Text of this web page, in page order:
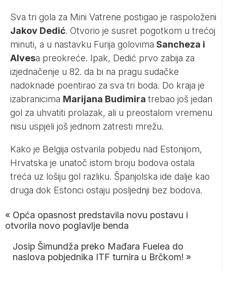
Sva tri gola za Mini Vatrene postigao je raspoloženi
Jakov Dedić. Otvorio je susret pogotkom u trećoj
minuti, a u nastavku Furija golovima Sancheza i
Alvesa preokreće. Ipak, Dedić prvo zabija za
izjednačenje u 82. da bi na pragu sudačke
nadoknade poentirao za sva tri boda. Do kraja je
izabranicima Marijana Budimira trebao još jedan
gol za uhvatiti prolazak, ali u preostalom vremenu
nisu uspjeli još jednom zatresti mrežu.
Kako je Belgija ostvarila pobjedu nad Estonijom,
Hrvatska je unatoč istom broju bodova ostala
treća uz lošiju gol razliku. Španjolska ide dalje kao
druga dok Estonci ostaju posljednji bez bodova.
« Opća opasnost predstavila novu postavu i
otvorila novo poglavlje benda
Josip Šimundža preko Mađara Fuelea do
naslova pobjednika ITF turnira u Brčkom! »